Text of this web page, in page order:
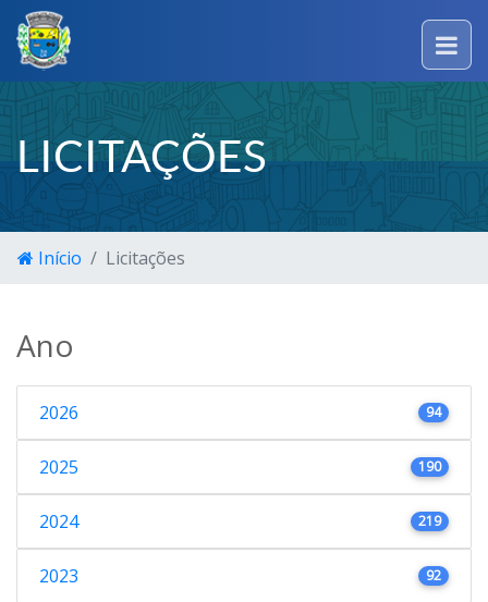
LICITAÇÕES
Início Licitações
Ano
2026 94
2025 190
2024 219
2023 92